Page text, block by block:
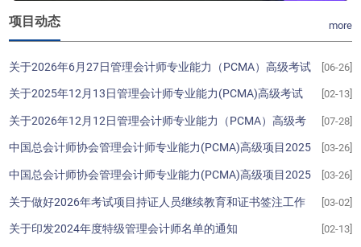
more
项目动态
[06-26]
关于2026年6月27日管理会计师专业能力（PCMA）高级考试
居家线上考试相关事项的通知 [02-13]
关于2025年12月13日管理会计师专业能力(PCMA)高级考试
成绩的公告 [07-28]
关于2026年12月12日管理会计师专业能力（PCMA）高级考
试相关事项的通知 [03-26]
中国总会计师协会管理会计师专业能力(PCMA)高级项目2025
年度考试成绩优秀学员排名 [03-26]
中国总会计师协会管理会计师专业能力(PCMA)高级项目2025
年度优秀学员所属培训机构排名 [03-02]
关于做好2026年考试项目持证人员继续教育和证书签注工作
的通知 [02-13]
关于印发2024年度特级管理会计师名单的通知